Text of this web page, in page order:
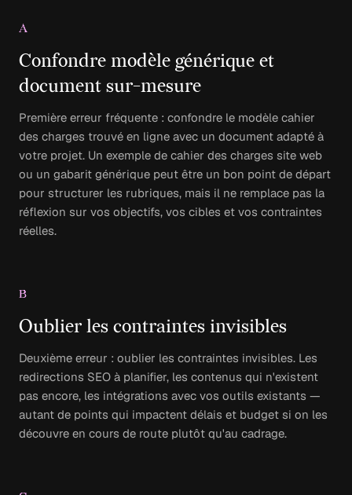
A
Confondre modèle générique et
document sur-mesure
Première erreur fréquente : confondre le modèle cahier
des charges trouvé en ligne avec un document adapté à
votre projet. Un exemple de cahier des charges site web
ou un gabarit générique peut être un bon point de départ
pour structurer les rubriques, mais il ne remplace pas la
réflexion sur vos objectifs, vos cibles et vos contraintes
réelles.
B
Oublier les contraintes invisibles
Deuxième erreur : oublier les contraintes invisibles. Les
redirections SEO à planifier, les contenus qui n'existent
pas encore, les intégrations avec vos outils existants —
autant de points qui impactent délais et budget si on les
découvre en cours de route plutôt qu'au cadrage.